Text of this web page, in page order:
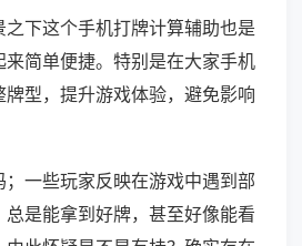
之下这个手机打牌计算辅助也是
来简单便捷。特别是在大家手机
型，提升游戏体验，避免影响
一些玩家反映在游戏中遇到部
是能拿到好牌，甚至好像能看